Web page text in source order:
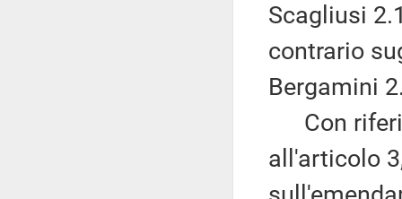
Scagliusi
contrario
Bergamini
Con
all'articolo